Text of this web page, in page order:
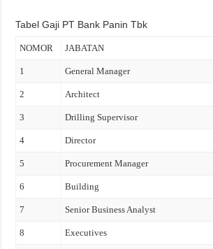
Tabel Gaji PT Bank Panin Tbk
NOMOR JABATAN
1 General Manager
2 Architect
3 Drilling Supervisor
4 Director
5 Procurement Manager
6 Building
7 Senior Business Analyst
8 Executives